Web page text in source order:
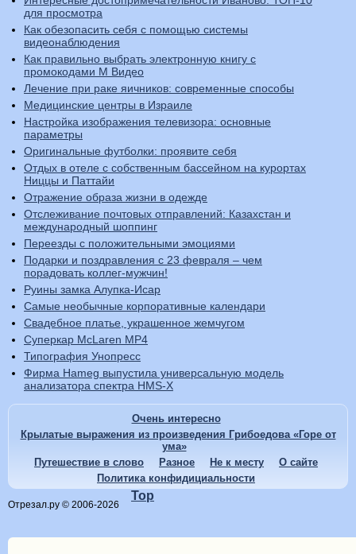
для просмотра
Как обезопасить себя с помощью системы
видеонаблюдения
Как правильно выбрать электронную книгу с
промокодами М Видео
Лечение при раке яичников: современные способы
Медицинские центры в Израиле
Настройка изображения телевизора: основные
параметры
Оригинальные футболки: проявите себя
Отдых в отеле с собственным бассейном на курортах
Ниццы и Паттайи
Отражение образа жизни в одежде
Отслеживание почтовых отправлений: Казахстан и
международный шоппинг
Переезды с положительными эмоциями
Подарки и поздравления с 23 февраля – чем
порадовать коллег-мужчин!
Руины замка Алупка-Исар
Самые необычные корпоративные календари
Свадебное платье, украшенное жемчугом
Суперкар McLaren MP4
Типография Унопресс
Фирма Hameg выпустила универсальную модель
анализатора спектра HMS-X
Очень интересно
Крылатые выражения из произведения Грибоедова «Горе от
ума»
Путешествие в слово
Разное Не к месту
О сайте
Политика конфидициальности
Отрезал.ру © 2006-2026
Top